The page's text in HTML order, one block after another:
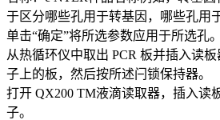
于区分哪些孔用于转基因，哪些孔用
单击“确定”将所选参数应用于所选孔。
从热循环仪中取出 PCR 板并插入读
子上的板，然后按所述闩锁保持器。
打开 QX200 TM液滴读取器，插入读
子。